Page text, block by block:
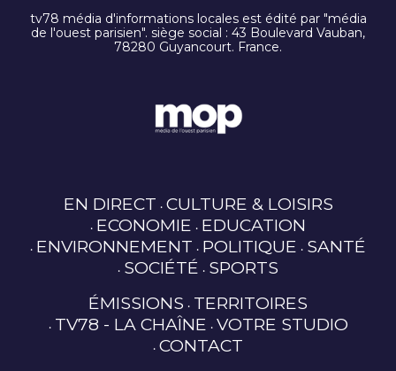
tv78 média d'informations locales est édité par "média
de l'ouest parisien". siège social : 43 Boulevard Vauban,
78280 Guyancourt. France.
EN DIRECT CULTURE & LOISIRS
ECONOMIE EDUCATION
ENVIRONNEMENT POLITIQUE SANTÉ
SOCIÉTÉ SPORTS
ÉMISSIONS TERRITOIRES
TV78 - LA CHAÎNE VOTRE STUDIO
CONTACT